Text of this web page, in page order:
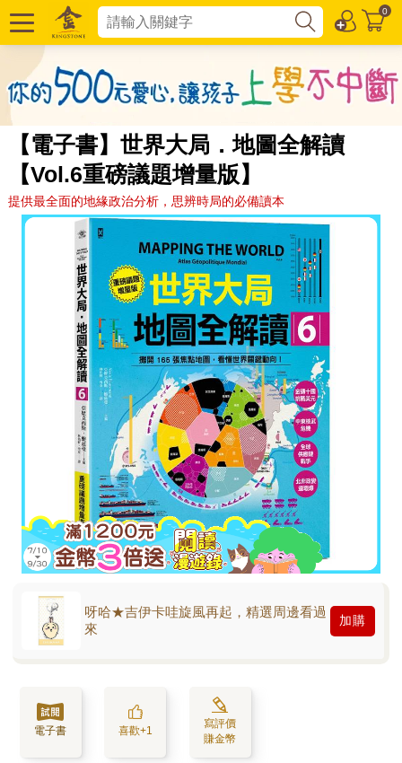
0
【電子書】世界大局．地圖全解讀
【Vol.6重磅議題增量版】
提供最全面的地緣政治分析，思辨時局的必備讀本
呀哈★吉伊卡哇旋風再起，精選周邊看過
來
加購
電子書 喜歡+1
寫評價
賺金幣